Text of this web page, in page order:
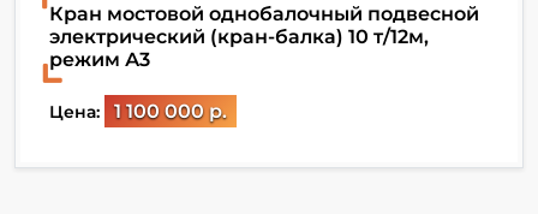
Кран мостовой однобалочный подвесной
электрический (кран-балка) 10 т/12м,
режим А3
Цена: 1 100 000 р.